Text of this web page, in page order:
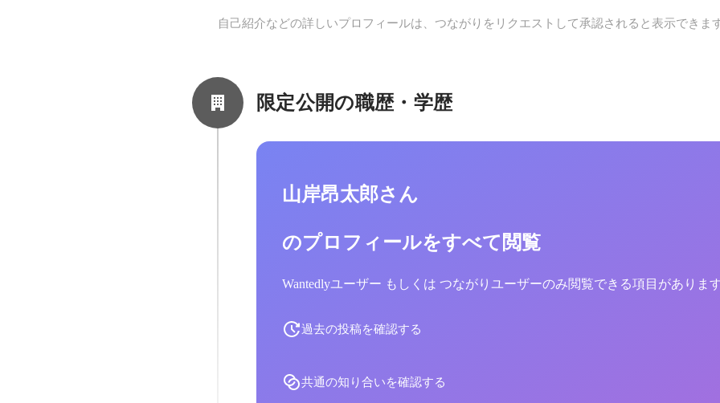
自己紹介などの詳しいプロフィールは、つながりをリクエストして承認されると表示できま
限定公開の職歴・学歴
山岸昂太郎さん
のプロフィールをすべて閲覧
Wantedlyユーザー もしくは つながりユーザーのみ閲覧できる項目がありま
過去の投稿を確認する
共通の知り合いを確認する